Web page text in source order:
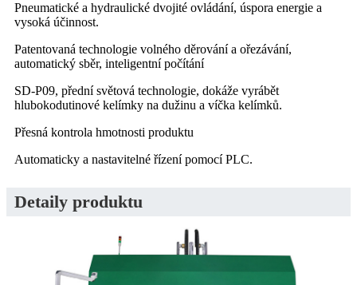
Pneumatické a hydraulické dvojité ovládání, úspora energie a
vysoká účinnost.
Patentovaná technologie volného děrování a ořezávání,
automatický sběr, inteligentní počítání
SD-P09, přední světová technologie, dokáže vyrábět
hlubokodutinové kelímky na dužinu a víčka kelímků.
Přesná kontrola hmotnosti produktu
Automaticky a nastavitelné řízení pomocí PLC.
Detaily produktu